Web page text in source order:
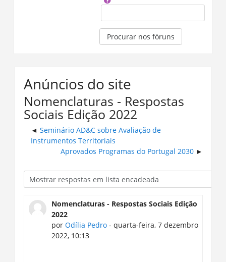
Procurar nos fóruns
Anúncios do site
Nomenclaturas - Respostas
Sociais Edição 2022
Seminário AD&C sobre Avaliação de
Instrumentos Territoriais
Aprovados Programas do Portugal 2030
Nomenclaturas - Respostas Sociais Edição
2022
por Odília Pedro- quarta-feira, 7 dezembro
2022, 10:13